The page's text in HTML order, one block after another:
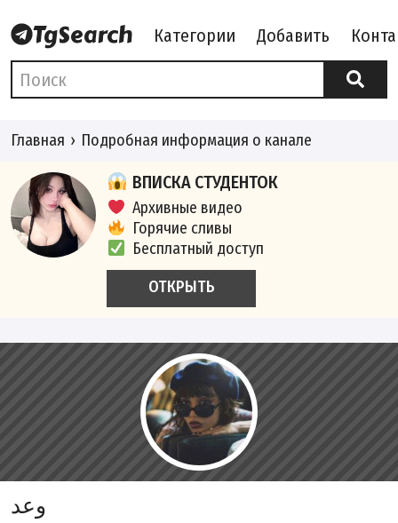
Категории Добавить
Главная Подробная информация о канале
ВПИСКА СТУДЕНТОК
Архивные видео
Горячие сливы
Бесплатный доступ
ОТКРЫТЬ
وعد